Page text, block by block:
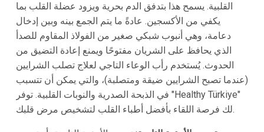
القلبية. يسمح هذا بتدفق الدم بحرية ويزود عضلة القلب بما
يكفي من الأكسجين. عادةً ما يتم الجمع بينه وبين إدخال
دعامة، وهي أنبوب شبكي صغير من الفولاذ المقاوم للصدأ
الذي يحافظ على الشريان مفتوحًا ويمنع إعادة التضيق من
الحدوث. يُستخدم رأب الوعاء التاجي لعلاج تصلب الشرايين
(عندما تصبح الشرايين ضيقة ومتصلبة)، والتي يمكن أن تتسبب
في الذبحة الصدرية والنوبات القلبية. توفر "Healthy Türkiye"
لك فرصة اللقاء بأفضل أطباء القلب لتشخيص مرض قلبك.